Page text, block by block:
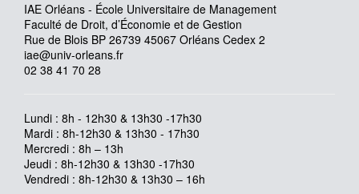
IAE Orléans - École Universitaire de Management
Faculté de Droit, d’Économie et de Gestion
Rue de Blois BP 26739 45067 Orléans Cedex 2
iae@univ-orleans.fr
02 38 41 70 28
Lundi : 8h - 12h30 & 13h30 -17h30
Mardi : 8h-12h30 & 13h30 - 17h30
Mercredi : 8h – 13h
Jeudi : 8h-12h30 & 13h30 -17h30
Vendredi : 8h-12h30 & 13h30 – 16h